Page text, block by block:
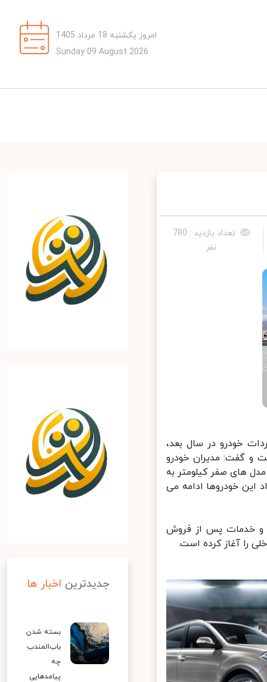
امروز یکشنبه 18 مرداد 1405
Sunday 09 August 2026
تعداد بازدید : 780
نفر
خودرو در سال بعد،
و گفت: مدیران خودرو
های صفر کیلومتر به
خودروها ادامه می
و خدمات پس از فروش
را آغاز کرده است.
جدیدترین اخبار ها
بسته شدن
باب‌المندب
چه
پیامدهایی